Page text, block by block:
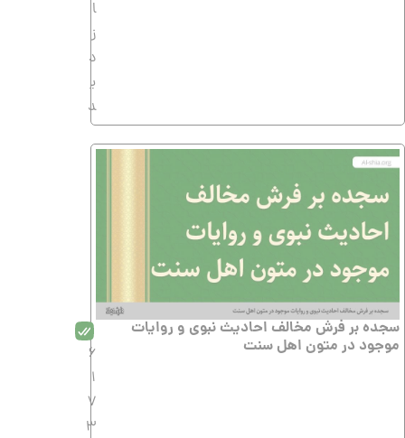
ا
ز
د
ی
د
سجده بر فرش مخالف احادیث نبوی و روایات
موجود در متون اهل سنت
6
1
7
3